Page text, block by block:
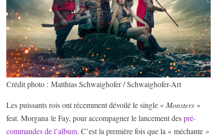
Crédit photo : Matthias Schwaighofer / Schwaighofer-Art
Les puissants rois ont récemment dévoilé le single «Monsters »
feat. Morgana le Fay, pour accompagner le lancement despré-
commandes de l’album. C’est la première fois que la « méchante »